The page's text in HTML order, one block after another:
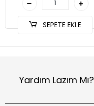
SEPETE EKLE
Yardım Lazım Mı?